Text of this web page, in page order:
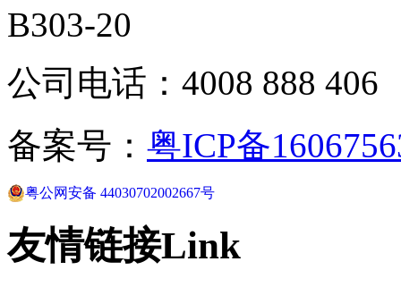
B303-20
公司电话：4008 888 406
备案号： 粤ICP备
粤公网安备 44030702002667号
友情链接Link